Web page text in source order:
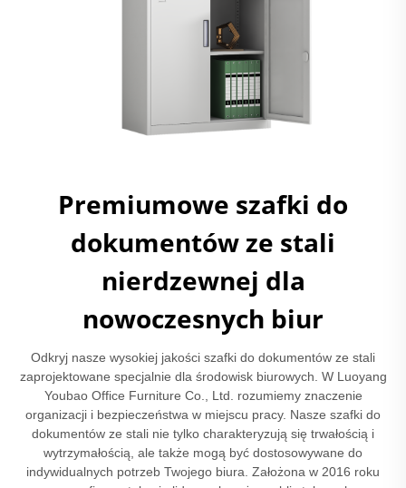
Premiumowe szafki do
dokumentów ze stali
nierdzewnej dla
nowoczesnych biur
Odkryj nasze wysokiej jakości szafki do dokumentów ze stali
zaprojektowane specjalnie dla środowisk biurowych. W Luoyang
Youbao Office Furniture Co., Ltd. rozumiemy znaczenie
organizacji i bezpieczeństwa w miejscu pracy. Nasze szafki do
dokumentów ze stali nie tylko charakteryzują się trwałością i
wytrzymałością, ale także mogą być dostosowywane do
indywidualnych potrzeb Twojego biura. Założona w 2016 roku